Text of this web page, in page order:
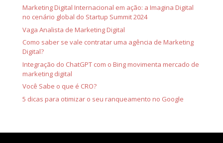
Marketing Digital Internacional em ação: a Imagina Digital
no cenário global do Startup Summit 2024
Vaga Analista de Marketing Digital
Como saber se vale contratar uma agência de Marketing
Digital?
Integração do ChatGPT com o Bing movimenta mercado de
marketing digital
Você Sabe o que é CRO?
5 dicas para otimizar o seu ranqueamento no Google